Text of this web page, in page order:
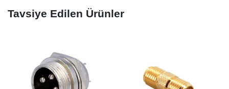
Tavsiye Edilen Ürünler